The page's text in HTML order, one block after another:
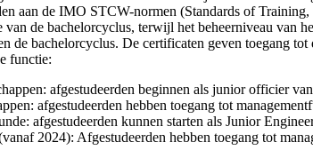
aan de IMO STCW-normen (Standards of
van de bachelorcyclus, terwijl het beheerniveau van
de bachelorcyclus. De certificaten geven toegang
functie:
afgestudeerden beginnen als junior officier
afgestudeerden hebben toegang tot
afgestudeerden kunnen starten als Junior
2024): Afgestudeerden hebben toegang tot